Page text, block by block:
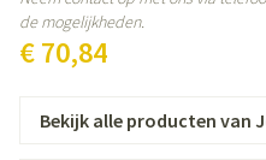
€ 70,84
de mogelijkheden.
Bekijk alle producten van